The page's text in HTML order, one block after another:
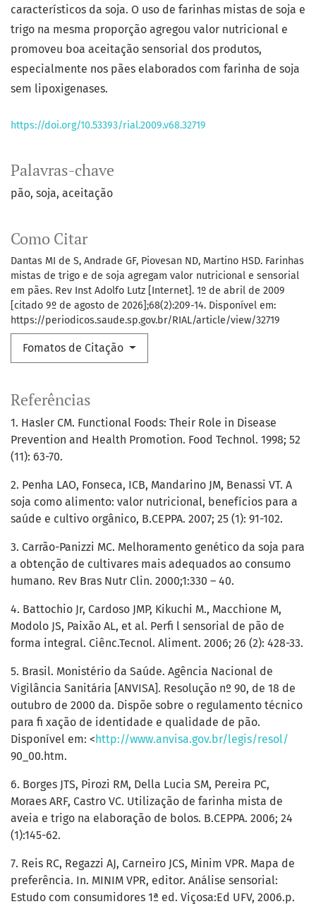
Palavras-chave
pão soja aceitação
Como Citar
Dantas MI de S, Andrade GF, Piovesan ND, Martino HSD. Farinhas
mistas de trigo e de soja agregam valor nutricional e sensorial
em pães. Rev Inst Adolfo Lutz [Internet]. 1º de abril de 2009
[citado 9º de agosto de 2026];68(2):209-14. Disponível em:
https://periodicos.saude.sp.gov.br/RIAL/article/view/32719
Fomatos de Citação
característicos da soja. O uso de farinhas mistas de soja e
trigo na mesma proporção agregou valor nutricional e
promoveu boa aceitação sensorial dos produtos,
especialmente nos pães elaborados com farinha de soja
sem lipoxigenases.
https://doi.org/10.53393/rial.2009.v68.32719
Referências
1. Hasler CM. Functional Foods: Their Role in Disease
Prevention and Health Promotion. Food Technol. 1998; 52
(11): 63-70.
2. Penha LAO, Fonseca, ICB, Mandarino JM, Benassi VT. A
soja como alimento: valor nutricional, benefícios para a
saúde e cultivo orgânico, B.CEPPA. 2007; 25 (1): 91-102.
3. Carrão-Panizzi MC. Melhoramento genético da soja para
a obtenção de cultivares mais adequados ao consumo
humano. Rev Bras Nutr Clin. 2000;1:330 – 40.
4. Battochio Jr, Cardoso JMP, Kikuchi M., Macchione M,
Modolo JS, Paixão AL, et al. Perfi l sensorial de pão de
forma integral. Ciênc.Tecnol. Aliment. 2006; 26 (2): 428-33.
5. Brasil. Monistério da Saúde. Agência Nacional de
Vigilância Sanitária [ANVISA]. Resolução nº 90, de 18 de
outubro de 2000 da. Dispõe sobre o regulamento técnico
para fi xação de identidade e qualidade de pão.
Disponível em: < http://www.anvisa.gov.br/legis/resol/
90_00.htm.
6. Borges JTS, Pirozi RM, Della Lucia SM, Pereira PC,
Moraes ARF, Castro VC. Utilização de farinha mista de
aveia e trigo na elaboração de bolos. B.CEPPA. 2006; 24
(1):145-62.
7. Reis RC, Regazzi AJ, Carneiro JCS, Minim VPR. Mapa de
preferência. In. MINIM VPR, editor. Análise sensorial:
Estudo com consumidores 1ª ed. Viçosa:Ed UFV, 2006.p.